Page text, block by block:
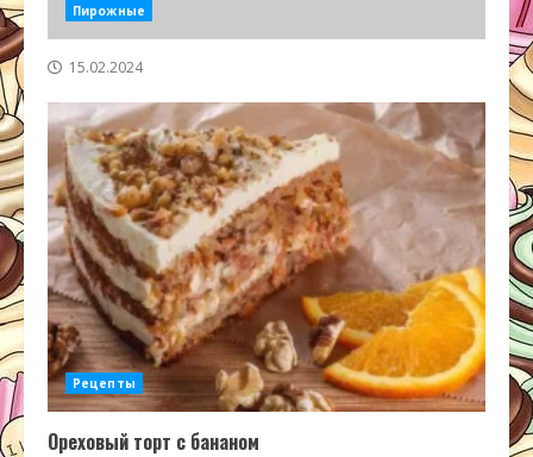
Пирожные
15.02.2024
Рецепты
Ореховый торт с бананом